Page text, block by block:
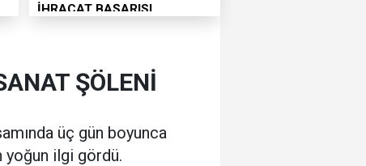
İHRACAT BAŞARISI
ŞÖLENİ
üç gün boyunca
ilgi gördü.